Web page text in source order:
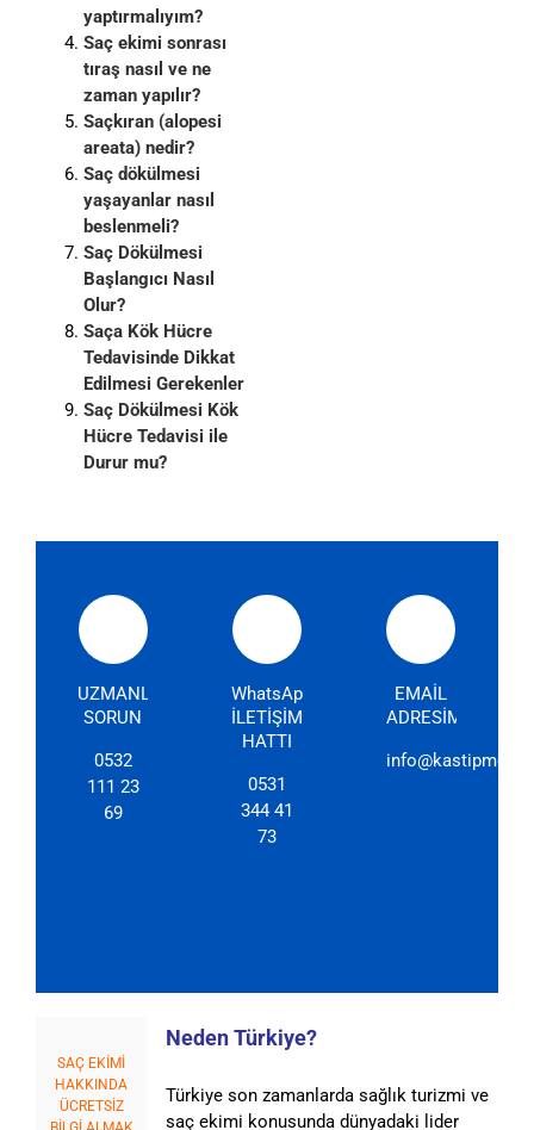
yaptırmalıyım?
Saç ekimi sonrası
tıraş nasıl ve ne
zaman yapılır?
Saçkıran (alopesi
areata) nedir?
Saç dökülmesi
yaşayanlar nasıl
beslenmeli?
Saç Dökülmesi
Başlangıcı Nasıl
Olur?
Saça Kök Hücre
Tedavisinde Dikkat
Edilmesi Gerekenler
Saç Dökülmesi Kök
Hücre Tedavisi ile
Durur mu?
UZMANLARIMIZA
SORUN
0532
111 23
69
WhatsApp
İLETİŞİM
HATTI
0531
344 41
73
EMAİL
ADRESİMİZ
SAÇ EKİMİ
HAKKINDA
ÜCRETSİZ
Neden Türkiye?
Türkiye son zamanlarda sağlık turizmi ve
saç ekimi konusunda dünyadaki lider